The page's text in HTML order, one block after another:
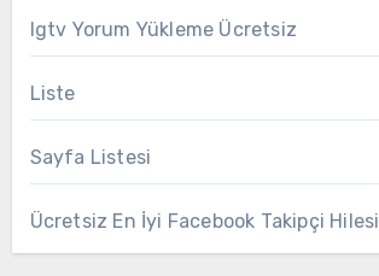
Igtv Yorum Yükleme Ücretsiz
Liste
Sayfa Listesi
Ücretsiz En İyi Facebook Takipçi Hilesi